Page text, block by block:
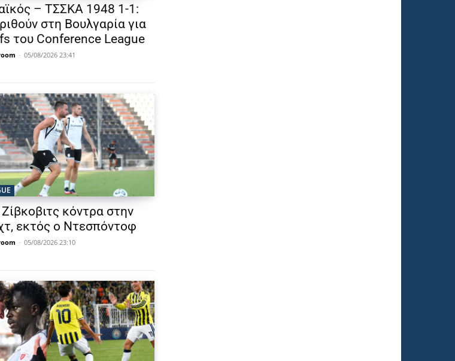
– ΤΣΣΚΑ 1948 1-1:
στη Βουλγαρία για
του Conference League
- 05/08/2026 23:41
κόντρα στην
εκτός ο Ντεσπόντοφ
- 05/08/2026 23:10